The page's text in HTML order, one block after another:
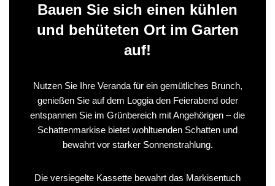
Bauen Sie sich einen kühlen
und behüteten Ort im Garten
auf!
Nutzen Sie Ihre Veranda für ein gemütliches Brunch,
genießen Sie auf dem Loggia den Feierabend oder
entspannen Sie im Grünbereich mit Angehörigen – die
Schattenmarkise bietet wohltuenden Schatten und
bewahrt vor starker Sonnenstrahlung.
Die versiegelte Kassette bewahrt das Markisentuch